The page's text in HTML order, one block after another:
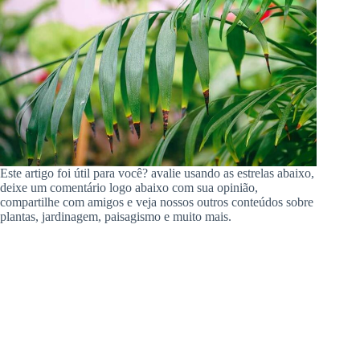
Este artigo foi útil para você? avalie usando as estrelas abaixo,
deixe um comentário logo abaixo com sua opinião,
compartilhe com amigos e veja nossos outros conteúdos sobre
plantas, jardinagem, paisagismo e muito mais.